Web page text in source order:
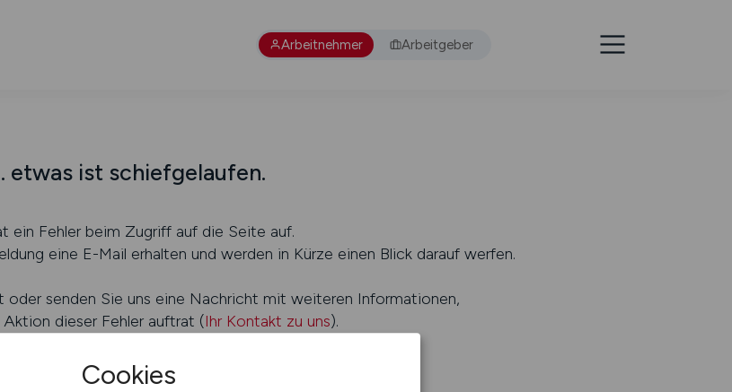
Arbeitnehmer Arbeitgeber
etwas ist schiefgelaufen.
ein Fehler beim Zugriff auf die Seite auf.
eine E-Mail erhalten und werden in Kürze einen Blick darauf werfen.
oder senden Sie uns eine Nachricht mit weiteren Informationen,
dieser Fehler auftrat (Ihr Kontakt zu uns).
Cookies